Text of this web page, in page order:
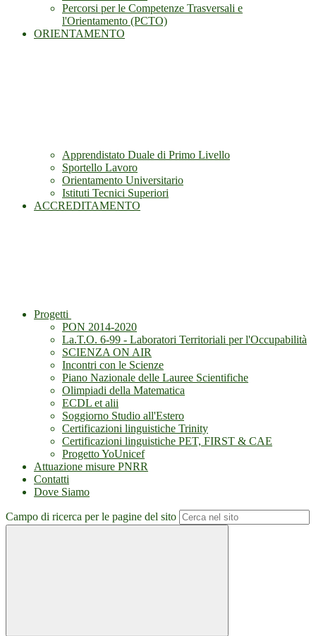
Percorsi per le Competenze Trasversali e
l'Orientamento (PCTO)
ORIENTAMENTO
Apprendistato Duale di Primo Livello
Sportello Lavoro
Orientamento Universitario
Istituti Tecnici Superiori
ACCREDITAMENTO
Progetti
PON 2014-2020
La.T.O. 6-99 - Laboratori Territoriali per l'Occupabilità
SCIENZA ON AIR
Incontri con le Scienze
Piano Nazionale delle Lauree Scientifiche
Olimpiadi della Matematica
ECDL et alii
Soggiorno Studio all'Estero
Certificazioni linguistiche Trinity
Certificazioni linguistiche PET, FIRST & CAE
Progetto YoUnicef
Attuazione misure PNRR
Contatti
Dove Siamo
Campo di ricerca per le pagine del sito